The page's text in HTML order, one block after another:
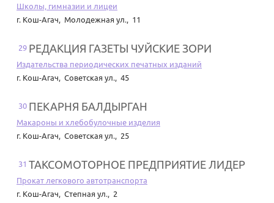
Школы, гимназии и лицеи
г. Кош-Агач, Молодежная ул., 11
29 РЕДАКЦИЯ ГАЗЕТЫ ЧУЙСКИЕ ЗОРИ
Издательства периодических печатных изданий
г. Кош-Агач, Советская ул., 45
30 ПЕКАРНЯ БАЛДЫРГАН
Макароны и хлебобулочные изделия
г. Кош-Агач, Советская ул., 25
31 ТАКСОМОТОРНОЕ ПРЕДПРИЯТИЕ ЛИДЕР
Прокат легкового автотранспорта
г. Кош-Агач, Степная ул., 2